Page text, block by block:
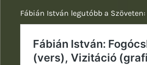
Fábián István legutóbb a Szöveten: